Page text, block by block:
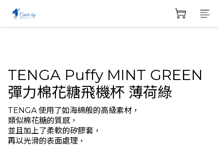
TENGA Puffy MINT GREEN
彈力棉花糖飛機杯 薄荷綠
TENGA 使用了如海綿般的高級素材，
類似棉花糖的質感，
並且加上了柔軟的矽膠套，
再以光滑的表面處理，